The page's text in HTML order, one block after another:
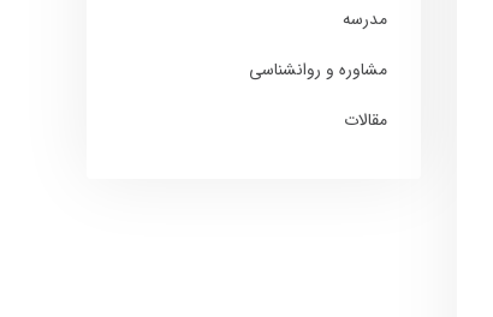
مدرسه
مشاوره و روانشناسی
مقالات